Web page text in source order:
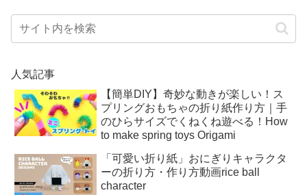
人気記事
【簡単DIY】奇妙な動きが楽しい！ス
プリングおもちゃの折り紙作り方｜手
のひらサイズでくねくね遊べる！How
to make spring toys Origami
「可愛い折り紙」おにぎりキャラクタ
ーの折り方・作り方動画rice ball
character